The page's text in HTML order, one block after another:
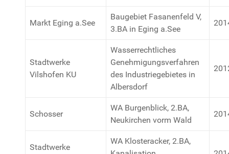
Markt Eging a.See
Baugebiet Fasanenfeld V,
3.BA in Eging a.See
Stadtwerke
Vilshofen KU
Wasserrechtliches
Genehmigungsverfahren
des Industriegebietes in
Albersdorf
Schosser
WA Burgenblick, 2.BA,
Neukirchen vorm Wald
Stadtwerke
WA Klosteracker, 2.BA,